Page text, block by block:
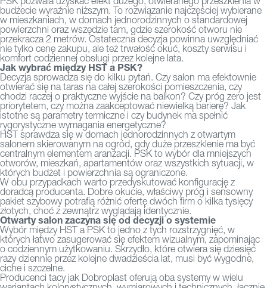
budżecie wyraźnie niższym. To rozwiązanie najczęściej wybierane
w mieszkaniach, w domach jednorodzinnych o standardowej
powierzchni oraz wszędzie tam, gdzie szerokość otworu nie
przekracza 2 metrów. Ostateczna decyzja powinna uwzględniać
nie tylko cenę zakupu, ale też trwałość okuć, koszty serwisu i
komfort codziennej obsługi przez kolejne lata.
Jak wybrać między HST a PSK?
Decyzja sprowadza się do kilku pytań. Czy salon ma efektownie
otwierać się na taras na całej szerokości pomieszczenia, czy
chodzi raczej o praktyczne wyjście na balkon? Czy próg zero jest
priorytetem, czy można zaakceptować niewielką barierę? Jak
istotne są parametry termiczne i czy budynek ma spełnić
rygorystyczne wymagania energetyczne?
HST sprawdza się w domach jednorodzinnych z otwartym
salonem skierowanym na ogród, gdy duże przeszklenie ma być
centralnym elementem aranżacji. PSK to wybór dla mniejszych
otworów, mieszkań, apartamentów oraz wszystkich sytuacji, w
których budżet i powierzchnia są ograniczone.
W obu przypadkach warto przedyskutować konfigurację z
doradcą producenta. Dobre okucie, właściwy próg i sensowny
pakiet szybowy potrafią różnić ofertę dwóch firm o kilka tysięcy
złotych, choć z zewnątrz wyglądają identycznie.
Otwarty salon zaczyna się od decyzji o systemie
Wybór między HST a PSK to jedno z tych rozstrzygnięć, w
których łatwo zasugerować się efektem wizualnym, zapominając
o codziennym użytkowaniu. Skrzydło, które otwiera się dziesięć
razy dziennie przez kolejne dwadzieścia lat, musi być wygodne,
ciche i szczelne.
Producenci tacy jak Dobroplast oferują oba systemy w wielu